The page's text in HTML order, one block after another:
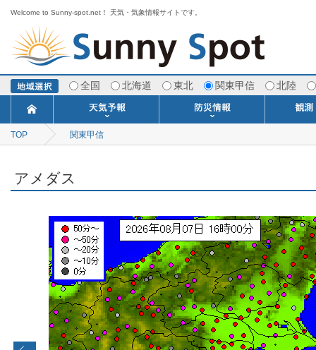
Welcome to Sunny-spot.net！ 天気・気象情報サイトです。
全国 北海道 東北 関東甲信 北陸
TOPICS
分布予報
今日明日の天気
ポイント予報
週間天気予報
1ヶ月予報
3ヶ月予報
寒・暖候期予報
世界の天気
海上予報
TOP 関東甲信
アメダス